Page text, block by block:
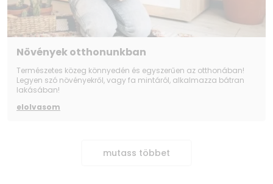
Növények otthonunkban
Természetes közeg könnyedén és egyszerűen az otthonában!
Legyen szó növényekről, vagy fa mintáról, alkalmazza bátran
lakásában!
elolvasom
mutass többet